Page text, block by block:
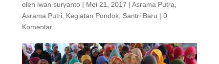
oleh iwan suryanto| Mei 21, 2017 | Asrama Putra
Asrama Putri, Kegiatan Pondok, Santri Baru | 0
Komentar